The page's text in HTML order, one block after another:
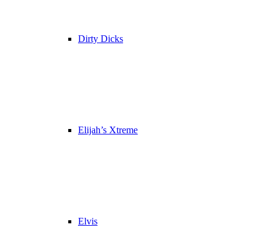
Dirty Dicks
Elijah’s Xtreme
Elvis